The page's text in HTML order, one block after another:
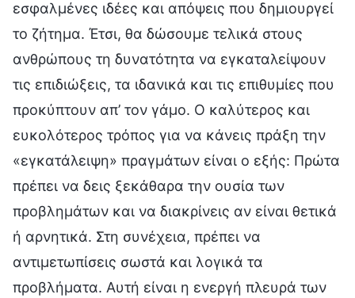
εσφαλμένες ιδέες και απόψεις που δημιουργεί
το ζήτημα. Έτσι, θα δώσουμε τελικά στους
ανθρώπους τη δυνατότητα να εγκαταλείψουν
τις επιδιώξεις, τα ιδανικά και τις επιθυμίες που
προκύπτουν απ’ τον γάμο. Ο καλύτερος και
ευκολότερος τρόπος για να κάνεις πράξη την
«εγκατάλειψη» πραγμάτων είναι ο εξής: Πρώτα
πρέπει να δεις ξεκάθαρα την ουσία των
προβλημάτων και να διακρίνεις αν είναι θετικά
ή αρνητικά. Στη συνέχεια, πρέπει να
αντιμετωπίσεις σωστά και λογικά τα
προβλήματα. Αυτή είναι η ενεργή πλευρά των